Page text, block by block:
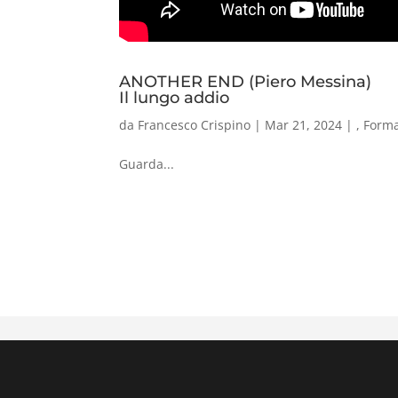
ANOTHER END (Piero Messina)
Il lungo addio
da Francesco Crispino | Mar 21, 2024 | ,
Guarda...